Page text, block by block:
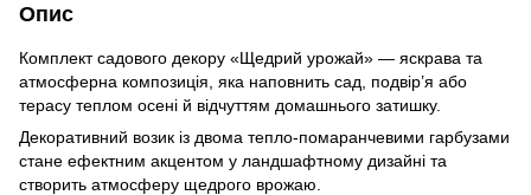
Опис
Комплект садового декору «Щедрий урожай» — яскрава та
атмосферна композиція, яка наповнить сад, подвір’я або
терасу теплом осені й відчуттям домашнього затишку.
Декоративний возик із двома тепло-помаранчевими гарбузами
стане ефектним акцентом у ландшафтному дизайні та
створить атмосферу щедрого врожаю.